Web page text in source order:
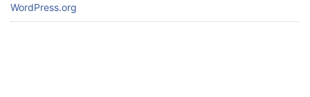
WordPress.org